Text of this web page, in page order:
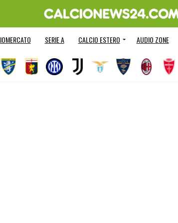
SERIE A CALCIO ESTERO AUDIO ZONE